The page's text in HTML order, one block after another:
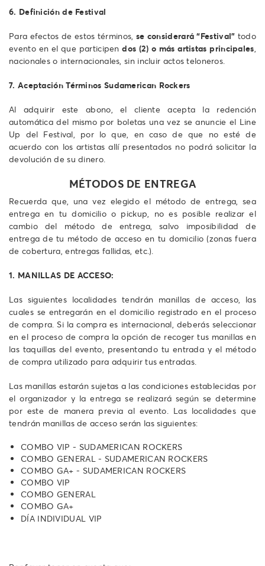
6. Definición de Festival
Para efectos de estos términos, se considerará “Festival” todo
evento en el que participendos (2) o más artistas principales,
nacionales o internacionales, sin incluir actos teloneros.
7. Aceptación Términos Sudamerican Rockers
Al adquirir este abono, el cliente acepta la redención
automática del mismo por boletas una vez se anuncie el Line
Up del Festival, por lo que, en caso de que no esté de
acuerdo con los artistas allí presentados no podrá solicitar la
devolución de su dinero.
MÉTODOS DE ENTREGA
Recuerda que, una vez elegido el método de entrega, sea
entrega en tu domicilio o pickup, no es posible realizar el
cambio del método de entrega, salvo imposibilidad de
entrega de tu método de acceso en tu domicilio (zonas fuera
de cobertura, entregas fallidas, etc.).
1. MANILLAS DE ACCESO:
Las siguientes localidades tendrán manillas de acceso, las
cuales se entregarán en el domicilio registrado en el proceso
de compra. Si la compra es internacional, deberás seleccionar
en el proceso de compra la opción de recoger tus manillas en
las taquillas del evento, presentando tu entrada y el método
de compra utilizado para adquirir tus entradas.
Las manillas estarán sujetas a las condiciones establecidas por
el organizador y la entrega se realizará según se determine
por este de manera previa al evento. Las localidades que
tendrán manillas de acceso serán las siguientes:
COMBO VIP - SUDAMERICAN ROCKERS
COMBO GENERAL - SUDAMERICAN ROCKERS
COMBO GA+ - SUDAMERICAN ROCKERS
COMBO VIP
COMBO GENERAL
COMBO GA+
DÍA INDIVIDUAL VIP